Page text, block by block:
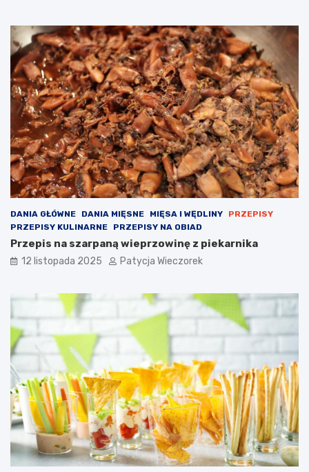
DANIA GŁÓWNE DANIA MIĘSNE MIĘSA I WĘDLINY
PRZEPISY
PRZEPISY KULINARNE
PRZEPISY NA OBIAD
Przepis na szarpaną wieprzowinę z piekarnika
12 listopada 2025 Patycja Wieczorek